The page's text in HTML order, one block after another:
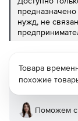
нужд, не
Товара
похожие
Поможем